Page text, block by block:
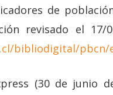
de
revisado el 17/
bibliodigital/pbcn/
(30 de junio de